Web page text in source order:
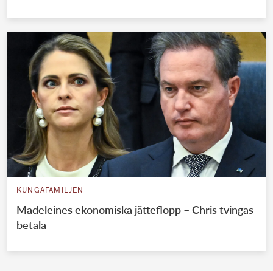
KUNGAFAMILJEN
Madeleines ekonomiska jätteflopp – Chris tvingas
betala